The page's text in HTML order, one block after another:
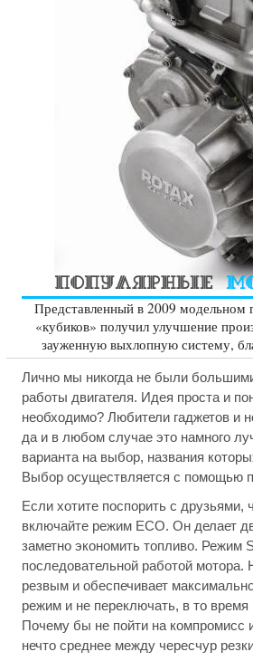
Представленный в 2009 модельном
«кубиков» получил улучшение
зауженную выхлопную систему,
Лично мы никогда не были
работы двигателя. Идея проста и
необходимо? Любители гаджетов и
да и в любом случае это намного
варианта на выбор, названия
Выбор осуществляется с помощью
Если хотите поспорить с друзьями,
включайте режим ECO. Он делает
заметно экономить топливо. Режим
последовательной работой
резвым и обеспечивает
режим и не переключать, в то
Почему бы не пойти на компромисс
нечто среднее между чересчур